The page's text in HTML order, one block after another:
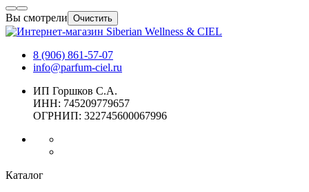
Вы смотрели Очистить
8 (906) 861-57-07
info@parfum-ciel.ru
ИП Горшков С.А.
ИНН: 745209779657
ОГРНИП: 322745600067996
Каталог